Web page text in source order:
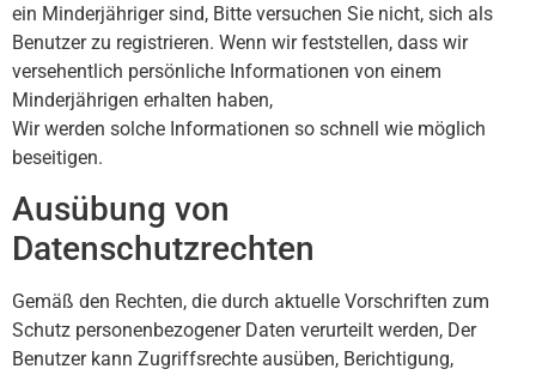
ein Minderjähriger sind, Bitte versuchen Sie nicht, sich als
Benutzer zu registrieren. Wenn wir feststellen, dass wir
versehentlich persönliche Informationen von einem
Minderjährigen erhalten haben,
Wir werden solche Informationen so schnell wie möglich
beseitigen.
Ausübung von
Datenschutzrechten
Gemäß den Rechten, die durch aktuelle Vorschriften zum
Schutz personenbezogener Daten verurteilt werden, Der
Benutzer kann Zugriffsrechte ausüben, Berichtigung,